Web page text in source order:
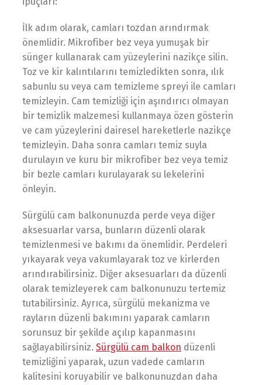
İlk adım olarak, camları tozdan arındırmak
önemlidir. Mikrofiber bez veya yumuşak bir
sünger kullanarak cam yüzeylerini nazikçe silin.
Toz ve kir kalıntılarını temizledikten sonra, ılık
sabunlu su veya cam temizleme spreyi ile camları
temizleyin. Cam temizliği için aşındırıcı olmayan
bir temizlik malzemesi kullanmaya özen gösterin
ve cam yüzeylerini dairesel hareketlerle nazikçe
temizleyin. Daha sonra camları temiz suyla
durulayın ve kuru bir mikrofiber bez veya temiz
bir bezle camları kurulayarak su lekelerini
önleyin.
Sürgülü cam balkonunuzda perde veya diğer
aksesuarlar varsa, bunların düzenli olarak
temizlenmesi ve bakımı da önemlidir. Perdeleri
yıkayarak veya vakumlayarak toz ve kirlerden
arındırabilirsiniz. Diğer aksesuarları da düzenli
olarak temizleyerek cam balkonunuzu tertemiz
tutabilirsiniz. Ayrıca, sürgülü mekanizma ve
rayların düzenli bakımını yaparak camların
sorunsuz bir şekilde açılıp kapanmasını
sağlayabilirsiniz. Sürgülü cam balkon düzenli
temizliğini yaparak, uzun vadede camların
kalitesini koruyabilir ve balkonunuzdan daha